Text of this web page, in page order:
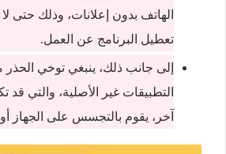
الهاتف بدون إعلانات، وذلك حتى
تعطيل البرنامج عن العمل.
إلى جانب ذلك، ينبغي توخي
التطبيقات غير الأصلية، والتي
آخر، يقوم بالتجسس على الجهاز أو